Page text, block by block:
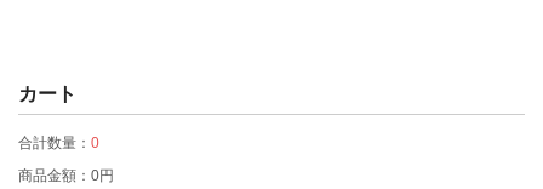
カート
合計数量： 0
商品金額： 0円